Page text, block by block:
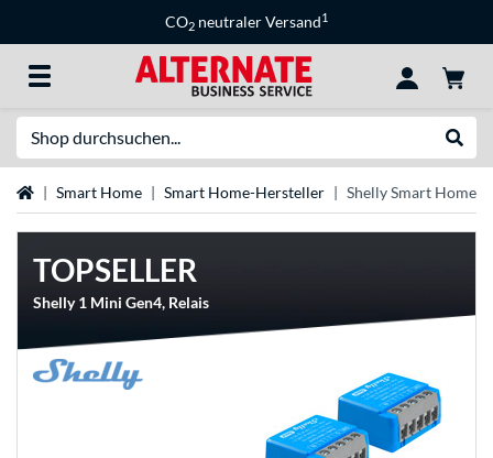
CO2 neutraler Versand1
StartseiteSmart Home Smart Home-Hersteller Shelly Smart Home
TOPSELLER
Shelly 1 Mini Gen4, Relais